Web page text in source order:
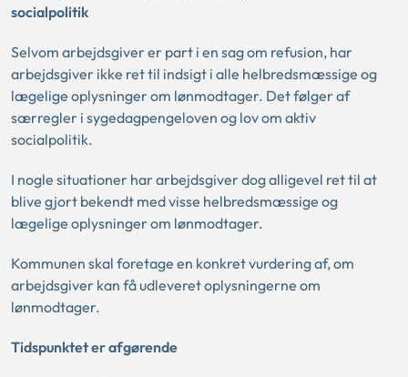
socialpolitik
Selvom arbejdsgiver er part i en sag om refusion, har
arbejdsgiver ikke ret til indsigt i alle helbredsmæssige og
lægelige oplysninger om lønmodtager. Det følger af
særregler i sygedagpengeloven og lov om aktiv
socialpolitik.
I nogle situationer har arbejdsgiver dog alligevel ret til at
blive gjort bekendt med visse helbredsmæssige og
lægelige oplysninger om lønmodtager.
Kommunen skal foretage en konkret vurdering af, om
arbejdsgiver kan få udleveret oplysningerne om
lønmodtager.
Tidspunktet er afgørende